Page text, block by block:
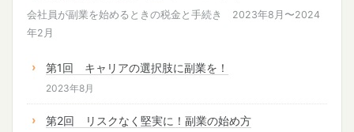
会社員が副業を始めるときの税金と手続き 2023年8月〜2024
年2月
第1回 キャリアの選択肢に副業を！
2023年8月
第2回 リスクなく堅実に！副業の始め方